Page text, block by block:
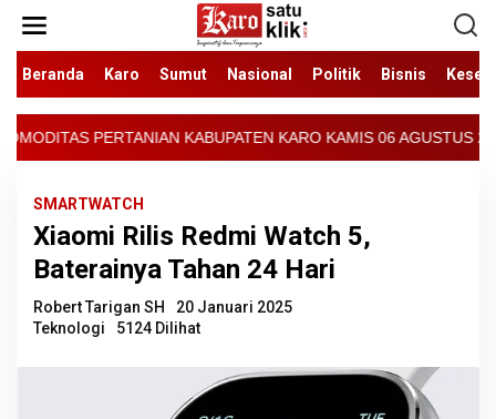
konten
Beranda
Karo Sumut Nasional Politik Bisnis
KABUPATEN KARO KAMIS 06 AGUSTUS 2026 - ARCIS
SMARTWATCH
Xiaomi Rilis Redmi Watch 5,
Baterainya Tahan 24 Hari
Robert Tarigan SH
20 Januari 2025
Teknologi
5124 Dilihat